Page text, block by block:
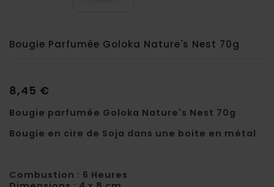
Bougie Parfumée Goloka Nature's Nest 70g
8,45 €
Bougie parfumée Goloka Nature's Nest 70g
Bougie en cire de Soja dans une boite en métal
Combustion : 6 Heures